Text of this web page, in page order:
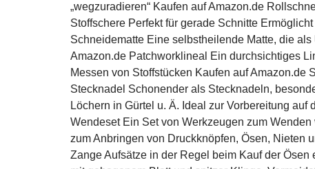
„wegzuradieren“ Kaufen auf Amazon.de
Stoffschere Perfekt für gerade Schnitte
Schneidematte Eine selbstheilende Matte, die
Amazon.de Patchworklineal Ein durchsichtiges
Messen von Stoffstücken Kaufen auf
Stecknadel Schonender als Stecknadeln,
Löchern in Gürtel u. Ä. Ideal zur Vorbereitung
Wendeset Ein Set von Werkzeugen zum
zum Anbringen von Druckknöpfen, Ösen, Nieten
Zange Aufsätze in der Regel beim Kauf der